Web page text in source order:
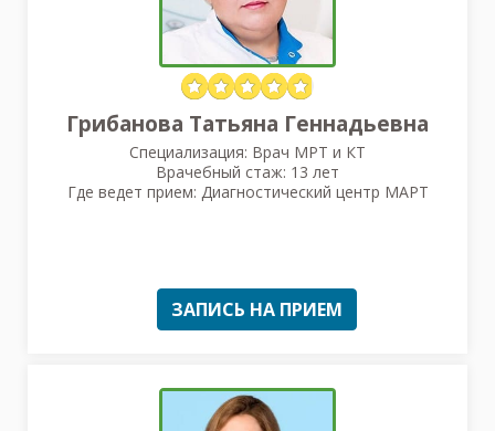
Грибанова Татьяна Геннадьевна
Специализация: Врач МРТ и КТ
Врачебный стаж: 13 лет
Где ведет прием: Диагностический центр МАРТ
ЗАПИСЬ НА ПРИЕМ